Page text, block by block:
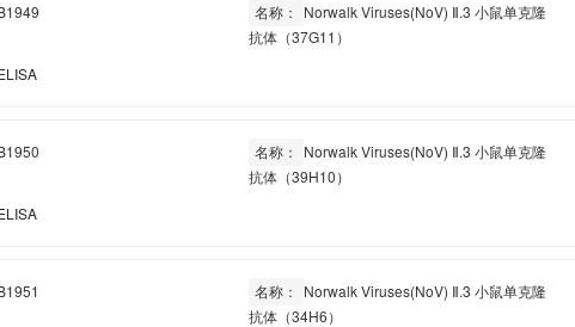
名称：
Norwalk Viruses(NoV) Ⅱ.3 小鼠单克隆
抗体（37G11）
名称：
Norwalk Viruses(NoV) Ⅱ.3 小鼠单克隆
抗体（39H10）
名称：
Norwalk Viruses(NoV) Ⅱ.3 小鼠单克隆
抗体（34H6）